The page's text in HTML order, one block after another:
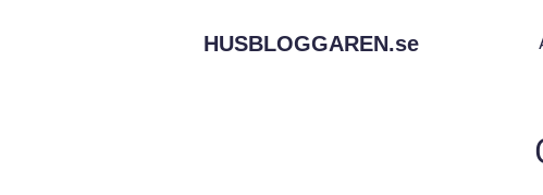
HUSBLOGGAREN.se